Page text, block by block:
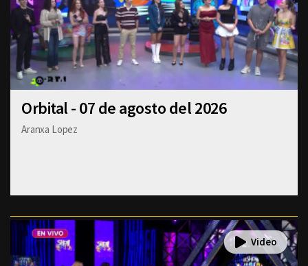
Orbital - 07 de agosto del 2026
Aranxa Lopez